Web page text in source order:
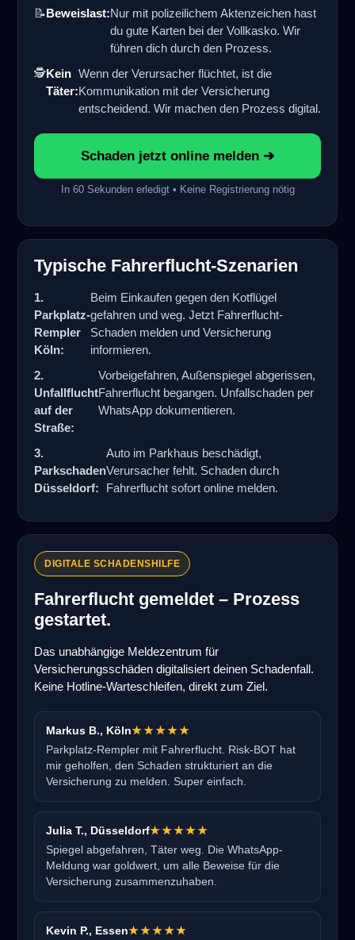
📝Beweislast:Nur mit polizeilichem Aktenzeichen hast
du gute Karten bei der Vollkasko. Wir
führen dich durch den Prozess.
🕵️Kein
Täter:
Wenn der Verursacher flüchtet, ist die
Kommunikation mit der Versicherung
entscheidend. Wir machen den Prozess digital.
Schaden jetzt online melden ➔
In 60 Sekunden erledigt • Keine Registrierung nötig
Typische Fahrerflucht-Szenarien
1.
Parkplatz-
Rempler
Köln:
Beim Einkaufen gegen den Kotflügel
gefahren und weg. Jetzt Fahrerflucht-
Schaden melden und Versicherung
informieren.
2.
Unfallflucht
auf der
Straße:
Vorbeigefahren, Außenspiegel abgerissen,
Fahrerflucht begangen. Unfallschaden per
WhatsApp dokumentieren.
3.
Parkschaden
Düsseldorf:
Auto im Parkhaus beschädigt,
Verursacher fehlt. Schaden durch
Fahrerflucht sofort online melden.
DIGITALE SCHADENSHILFE
Fahrerflucht gemeldet – Prozess
gestartet.
Das unabhängige Meldezentrum für
Versicherungsschäden digitalisiert deinen Schadenfall.
Keine Hotline-Warteschleifen, direkt zum Ziel.
Markus B., Köln★★★★★
Parkplatz-Rempler mit Fahrerflucht. Risk-BOT hat
mir geholfen, den Schaden strukturiert an die
Versicherung zu melden. Super einfach.
Julia T., Düsseldorf★★★★★
Spiegel abgefahren, Täter weg. Die WhatsApp-
Meldung war goldwert, um alle Beweise für die
Versicherung zusammenzuhaben.
Kevin P., Essen★★★★★